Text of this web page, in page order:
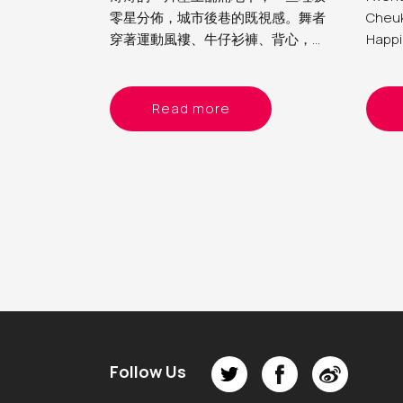
零星分佈，城市後巷的既視感。舞者
穿著運動風褸、牛仔衫褲、背心，在
作影片似的姿態逐一出現；跳舞、喝
酒、擁抱、狂歡，呈現的整個畫面既
熟悉又陌生，在我眼中，這就是我經
Read more
part
Follow Us